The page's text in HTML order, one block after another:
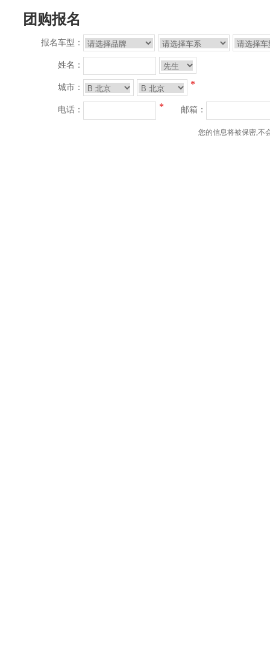
团购报名
报名车型：
姓名：
城市： *
电话： * 邮箱：
您的信息将被保密,不